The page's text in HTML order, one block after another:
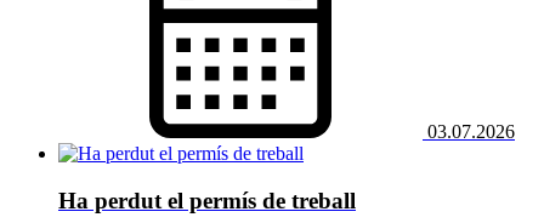
03.07.2026
Ha perdut el permís de treball